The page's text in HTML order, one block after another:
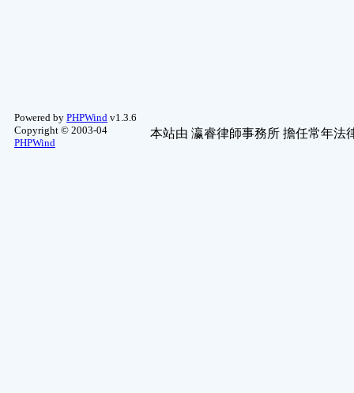
Powered by PHPWind v1.3.6
Copyright © 2003-04
PHPWind
本站由 瀛睿律師事務所 擔任常年法